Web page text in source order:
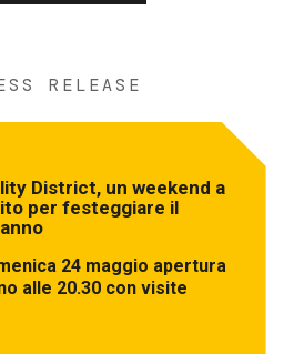
RELEASE
District, un weekend a
per festeggiare il
24 maggio apertura
alle 20.30 con visite